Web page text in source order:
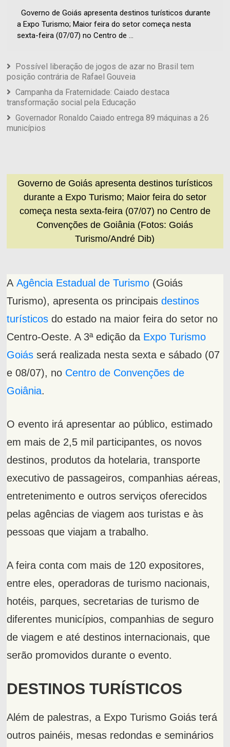
Governo de Goiás apresenta destinos turísticos durante
a Expo Turismo; Maior feira do setor começa nesta
sexta-feira (07/07) no Centro de ...
Possível liberação de jogos de azar no Brasil tem
posição contrária de Rafael Gouveia
Campanha da Fraternidade: Caiado destaca
transformação social pela Educação
Governador Ronaldo Caiado entrega 89 máquinas a 26
municípios
Governo de Goiás apresenta destinos turísticos
durante a Expo Turismo; Maior feira do setor
começa nesta sexta-feira (07/07) no Centro de
Convenções de Goiânia (Fotos: Goiás
Turismo/André Dib)
AAgência Estadual de Turismo (Goiás
Turismo), apresenta os principaisdestinos
turísticos do estado na maior feira do setor no
Centro-Oeste. A 3ª edição da Expo Turismo
Goiás será realizada nesta sexta e sábado (07
e 08/07), no Centro de Convenções de
Goiânia.
O evento irá apresentar ao público, estimado
em mais de 2,5 mil participantes, os novos
destinos, produtos da hotelaria, transporte
executivo de passageiros, companhias aéreas,
entretenimento e outros serviços oferecidos
pelas agências de viagem aos turistas e às
pessoas que viajam a trabalho.
A feira conta com mais de 120 expositores,
entre eles, operadoras de turismo nacionais,
hotéis, parques, secretarias de turismo de
diferentes municípios, companhias de seguro
de viagem e até destinos internacionais, que
serão promovidos durante o evento.
DESTINOS TURÍSTICOS
Além de palestras, a Expo Turismo Goiás terá
outros painéis, mesas redondas e seminários